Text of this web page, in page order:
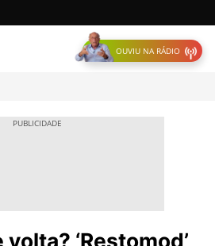
OUVIU NA RÁDIO
‘Restomod’